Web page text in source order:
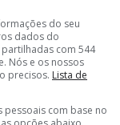
34
do seu
dados do
com 544
Nós e os nossos
precisos. Lista de
com base no